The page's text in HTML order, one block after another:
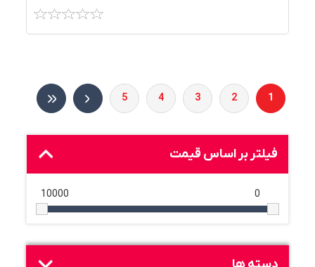
1
2
3
4
5
فیلتر بر اساس قیمت
0
10000